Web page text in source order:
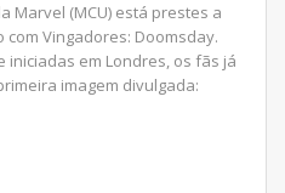
Marvel (MCU) está prestes a
Vingadores: Doomsday.
iniciadas em Londres, os fãs já
imagem divulgada: